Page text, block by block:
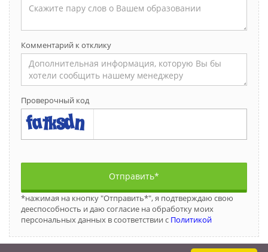
Комментарий к отклику
Проверочный код
Отправить*
*нажимая на кнопку "Отправить*", я подтверждаю свою
дееспособность и даю согласие на обработку моих
персональных данных в соответствии с Политикой